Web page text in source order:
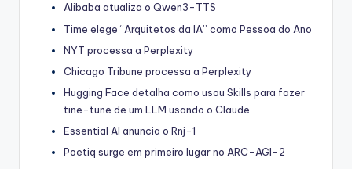
Alibaba atualiza o Qwen3-TTS
Time elege “Arquitetos da IA” como Pessoa do Ano
NYT processa a Perplexity
Chicago Tribune processa a Perplexity
Hugging Face detalha como usou Skills para fazer
tine-tune de um LLM usando o Claude
Essential AI anuncia o Rnj-1
Poetiq surge em primeiro lugar no ARC-AGI-2